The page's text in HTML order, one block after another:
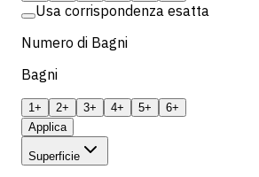
Usa corrispondenza esatta
Numero di Bagni
Bagni
1+ 2+ 3+ 4+ 5+
6+
Applica
Superficie